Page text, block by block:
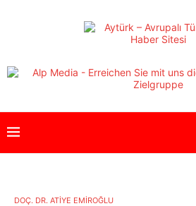
DOÇ. DR. ATİYE EMİROĞLU